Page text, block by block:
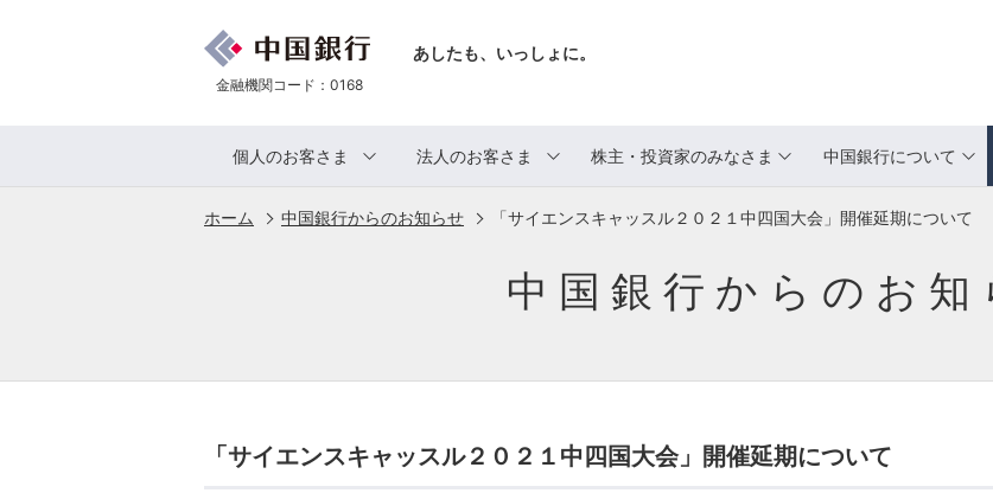
あしたも、いっしょに。
金融機関コード：0168
個人のお客さま 法人のお客さま 株主・投資家のみなさま 中国銀行について
ホーム 中国銀行からのお知らせ 「サイエンスキャッスル２０２１中四国大会」開催延期について
中国銀行からのお知
「サイエンスキャッスル２０２１中四国大会」開催延期について